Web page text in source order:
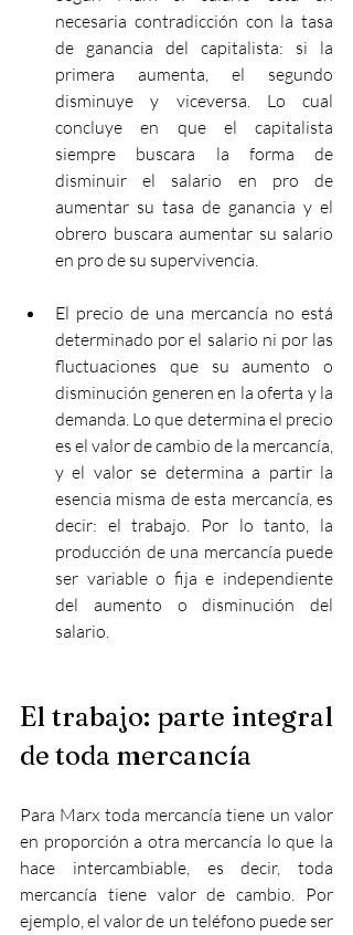
necesaria contradicción con la tasa
de ganancia del capitalista: si la
primera aumenta, el segundo
disminuye y viceversa. Lo cual
concluye en que el capitalista
siempre buscara la forma de
disminuir el salario en pro de
aumentar su tasa de ganancia y el
obrero buscara aumentar su salario
en pro de su supervivencia.
El precio de una mercancía no está
determinado por el salario ni por las
fluctuaciones que su aumento o
disminución generen en la oferta y la
demanda. Lo que determina el precio
es el valor de cambio de la mercancía,
y el valor se determina a partir la
esencia misma de esta mercancía, es
decir: el trabajo. Por lo tanto, la
producción de una mercancía puede
ser variable o fija e independiente
del aumento o disminución del
salario.
El trabajo: parte integral
de toda mercancía
Para Marx toda mercancía tiene un valor
en proporción a otra mercancía lo que la
hace intercambiable, es decir, toda
mercancía tiene valor de cambio. Por
ejemplo, el valor de un teléfono puede ser